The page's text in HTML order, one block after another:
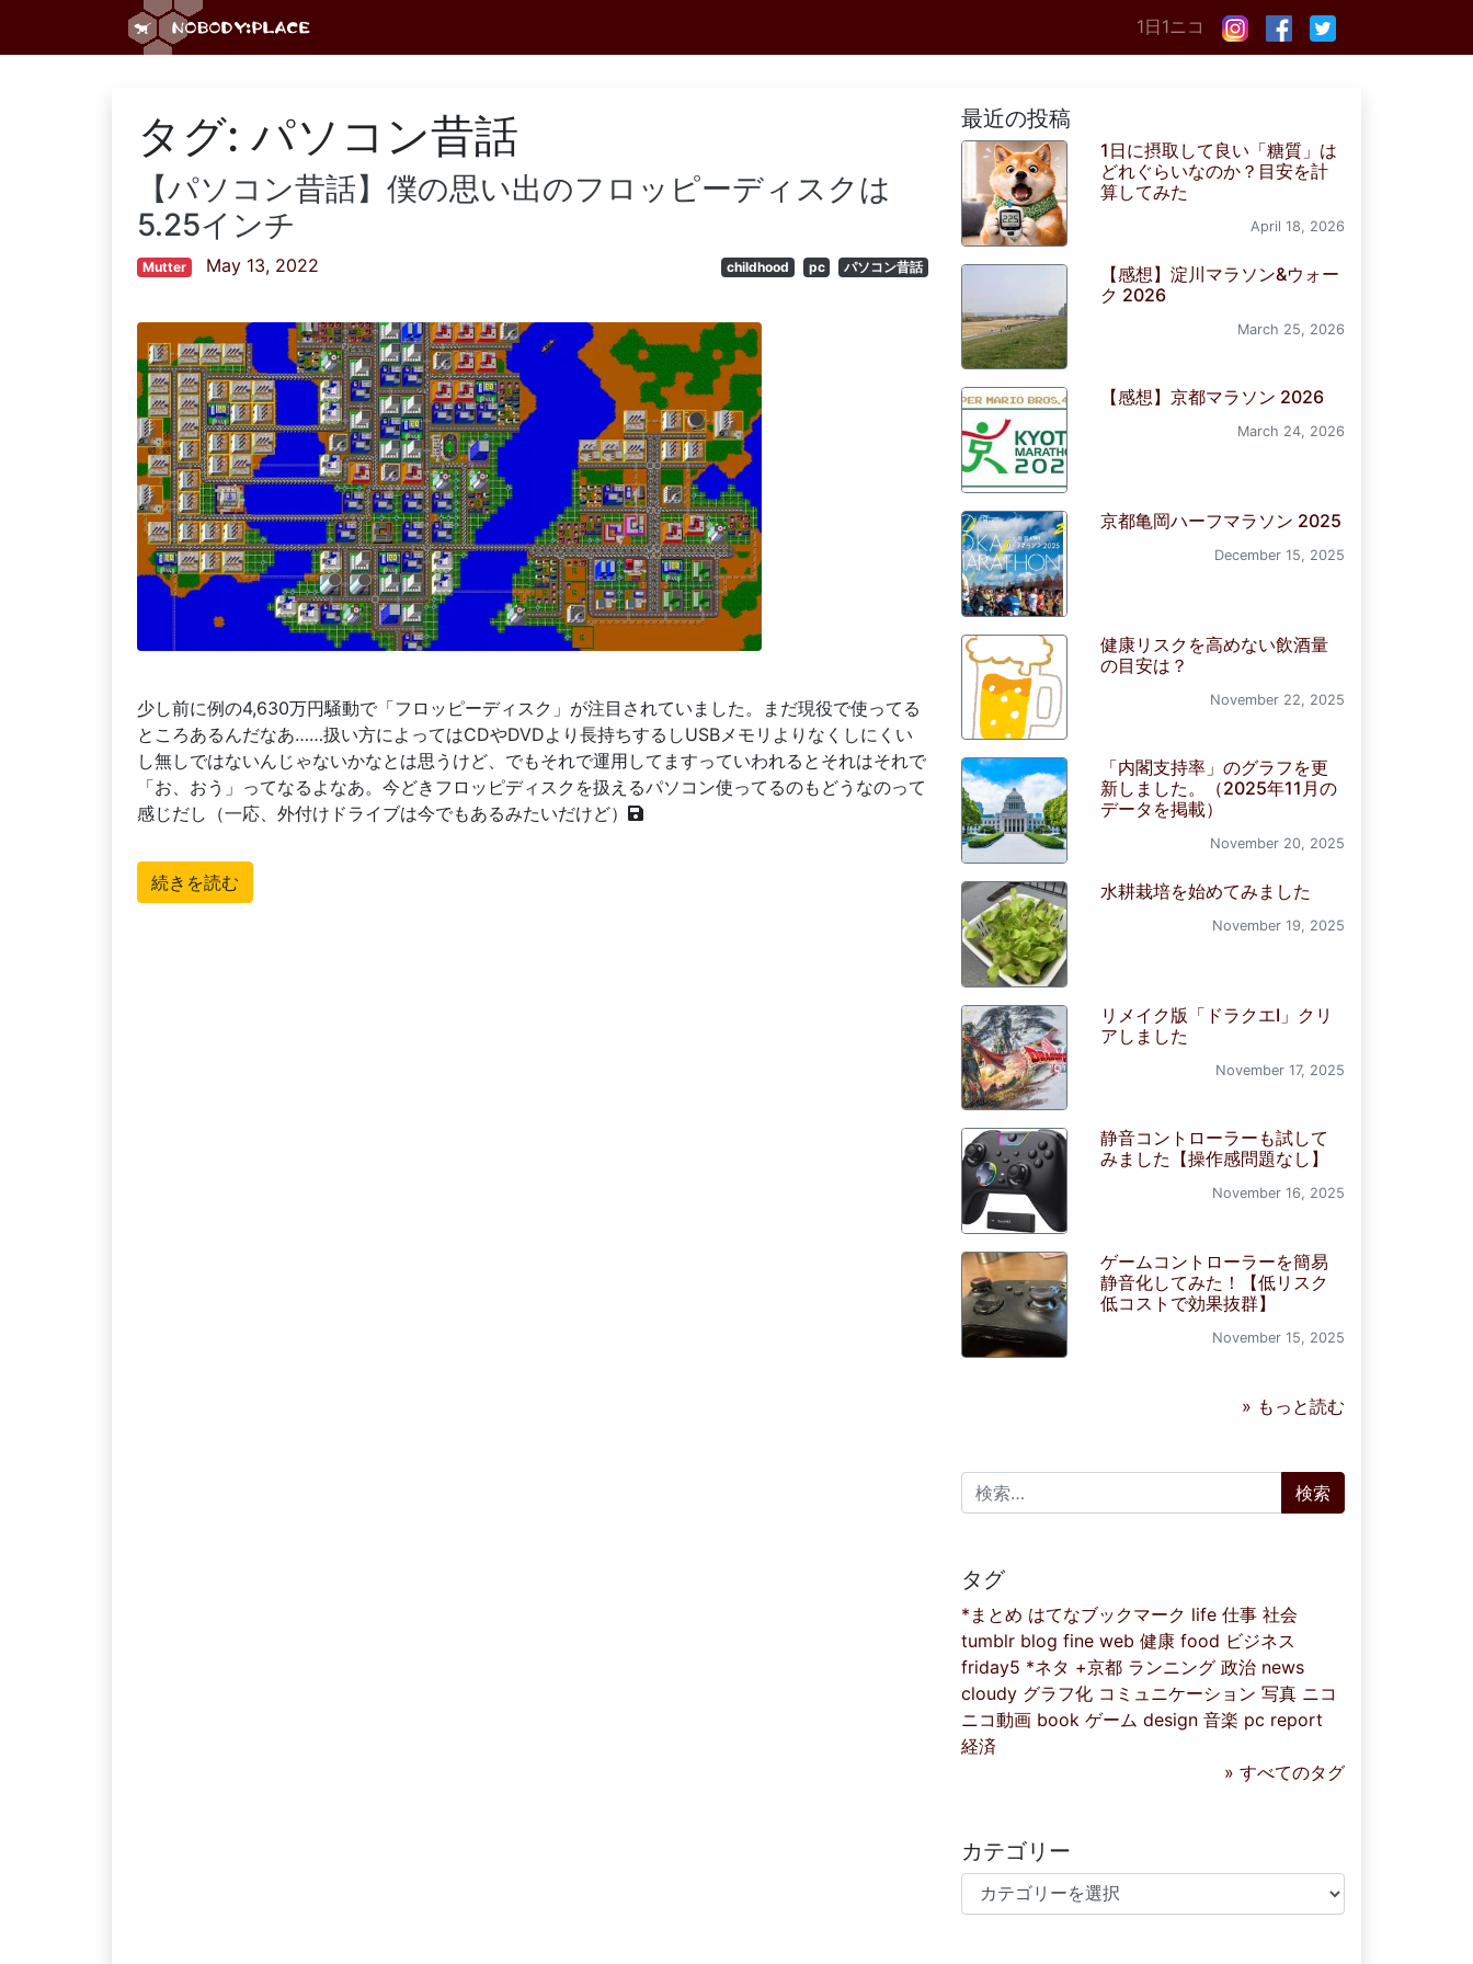
1日1ニコ
タグ: パソコン昔話
【パソコン昔話】僕の思い出のフロッピーディスクは
5.25インチ
Mutter May 13, 2022 childhood pc パソコン昔話
少し前に例の4,630万円騒動で「フロッピーディスク」が注目されていました。まだ現役で使ってる
ところあるんだなあ……扱い方によってはCDやDVDより長持ちするしUSBメモリよりなくしにくい
し無しではないんじゃないかなとは思うけど、でもそれで運用してますっていわれるとそれはそれで
「お、おう」ってなるよなあ。今どきフロッピディスクを扱えるパソコン使ってるのもどうなのって
感じだし（一応、外付けドライブは今でもあるみたいだけど）
続きを読む
最近の投稿
1日に摂取して良い「糖質」は
どれぐらいなのか？目安を計
算してみた
April 18, 2026
【感想】淀川マラソン&ウォー
ク 2026
March 25, 2026
【感想】京都マラソン 2026
March 24, 2026
京都亀岡ハーフマラソン 2025
December 15, 2025
健康リスクを高めない飲酒量
の目安は？
November 22, 2025
「内閣支持率」のグラフを更
新しました。（2025年11月の
データを掲載）
November 20, 2025
水耕栽培を始めてみました
November 19, 2025
リメイク版「ドラクエI」クリ
アしました
November 17, 2025
静音コントローラーも試して
みました【操作感問題なし】
November 16, 2025
ゲームコントローラーを簡易
静音化してみた！【低リスク
低コストで効果抜群】
November 15, 2025
» もっと読む
検索:
タグ
*まとめ はてなブックマーク life 仕事 社会
tumblr blog fine web 健康 food ビジネス
friday5 *ネタ +京都 ランニング 政治 news
cloudy グラフ化 コミュニケーション 写真 ニコ
ニコ動画 book ゲーム design 音楽 pc report
経済
» すべてのタグ
カテゴリー
カテゴリー